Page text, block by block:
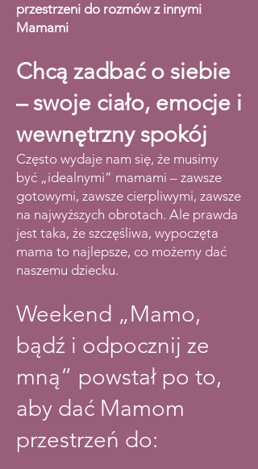
przestrzeni do rozmów z innymi
Mamami
Chcą zadbać o siebie
– swoje ciało, emocje i
wewnętrzny spokój
Często wydaje nam się, że musimy
być „idealnymi” mamami – zawsze
gotowymi, zawsze cierpliwymi, zawsze
na najwyższych obrotach. Ale prawda
jest taka, że szczęśliwa, wypoczęta
mama to najlepsze, co możemy dać
naszemu dziecku.
Weekend „Mamo,
bądź i odpocznij ze
mną” powstał po to,
aby dać Mamom
przestrzeń do: